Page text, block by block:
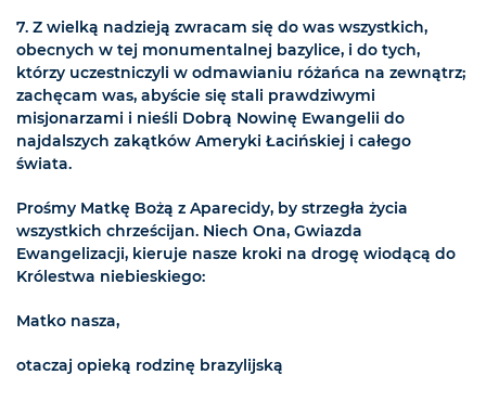
7. Z wielką nadzieją zwracam się do was wszystkich,
obecnych w tej monumentalnej bazylice, i do tych,
którzy uczestniczyli w odmawianiu różańca na zewnątrz;
zachęcam was, abyście się stali prawdziwymi
misjonarzami i nieśli Dobrą Nowinę Ewangelii do
najdalszych zakątków Ameryki Łacińskiej i całego
świata.
Prośmy Matkę Bożą z Aparecidy, by strzegła życia
wszystkich chrześcijan. Niech Ona, Gwiazda
Ewangelizacji, kieruje nasze kroki na drogę wiodącą do
Królestwa niebieskiego:
Matko nasza,
otaczaj opieką rodzinę brazylijską